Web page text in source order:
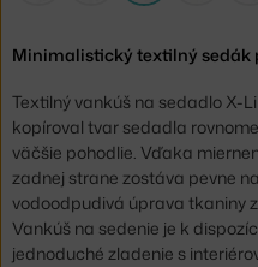
Minimalistický textilný sedák
Textilný vankúš na sedadlo X-
kopíroval tvar sedadla
väčšie pohodlie. Vďaka
zadnej strane zostáva pevne
vodoodpudivá úprava tkaniny
Vankúš na sedenie je k
jednoduché zladenie s